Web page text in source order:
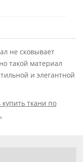
не сковывает
такой материал
и элегантной
ткани по